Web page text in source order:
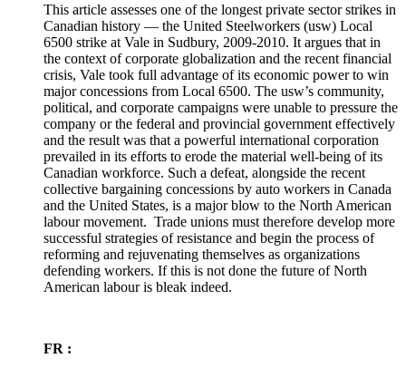
This article assesses one of the longest private sector strikes in
Canadian history — the United Steelworkers (usw) Local
6500 strike at Vale in Sudbury, 2009-2010. It argues that in
the context of corporate globalization and the recent financial
crisis, Vale took full advantage of its economic power to win
major concessions from Local 6500. The usw’s community,
political, and corporate campaigns were unable to pressure the
company or the federal and provincial government effectively
and the result was that a powerful international corporation
prevailed in its efforts to erode the material well-being of its
Canadian workforce. Such a defeat, alongside the recent
collective bargaining concessions by auto workers in Canada
and the United States, is a major blow to the North American
labour movement. Trade unions must therefore develop more
successful strategies of resistance and begin the process of
reforming and rejuvenating themselves as organizations
defending workers. If this is not done the future of North
American labour is bleak indeed.
FR :